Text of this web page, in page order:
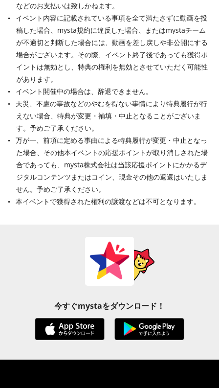
などのお支払いは致しかねます。
イベント内容に記載されている事項を全て満たさずに動画を投
稿した場合、mysta規約に違反した場合、またはmystaチーム
が不適切と判断した場合には、動画を差し戻しや非公開にする
場合がございます。その際、イベント終了後であっても獲得ポ
イントは無効とし、特典の権利を無効とさせていただく可能性
があります。
イベント開催中の場合は、辞退できません。
天災、不慮の事故などのやむを得ない事情により特典履行が行
えない場合、特典が変更・補填・中止となることがございま
す。予めご了承ください。
万が一、前項に定める事由による特典履行が変更・中止となっ
た場合、その他本イベントの応援ポイントが取り消しされた場
合であっても、mysta株式会社は当該応援ポイントにかかるデ
ジタルコンテンツまたはコイン、現金その他の返還はいたしま
せん。予めご了承ください。
本イベントで獲得された権利の譲渡などは不可となります。
今すぐmystaをダウンロード！